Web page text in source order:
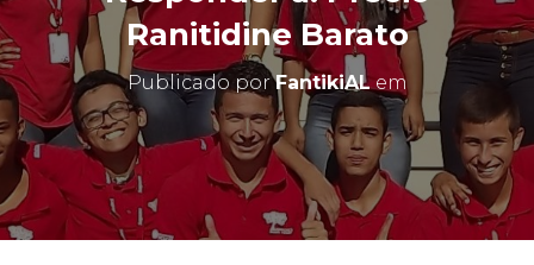
E
G
O
Ranitidine Barato
Publicado porFantikiALem